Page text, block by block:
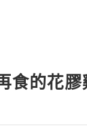
食的花